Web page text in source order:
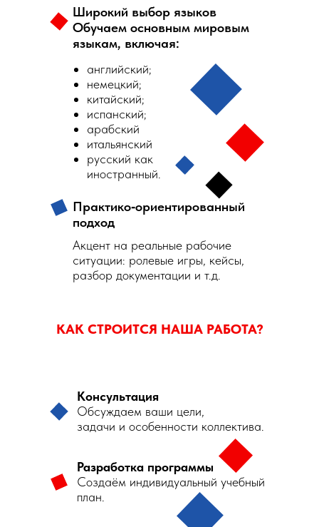
английский;
немецкий;
китайский;
испанский;
арабский
итальянский
русский как
иностранный.
Широкий выбор языков
Обучаем основным мировым
языкам, включая:
Акцент на реальные рабочие
ситуации: ролевые игры, кейсы,
разбор документации и т.д.
Практико‑ориентированный
подход
КАК СТРОИТСЯ НАША РАБОТА?
Консультация
Обсуждаем ваши цели,
задачи и особенности коллектива.
Разработка программы
Создаём индивидуальный учебный
план.